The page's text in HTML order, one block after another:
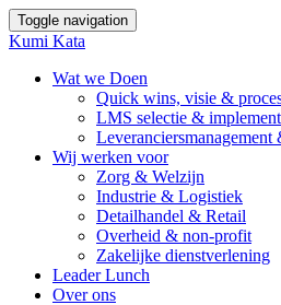
Toggle navigation
Kumi Kata
Wat we Doen
Quick wins, visie &
LMS selectie &
Wij werken voor
Zorg & Welzijn
Industrie & Logistiek
Detailhandel & Retail
Overheid & non-profit
Zakelijke dienstverlening
Leader Lunch
Over ons